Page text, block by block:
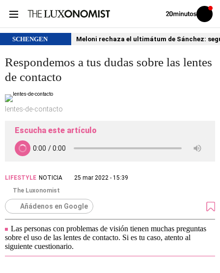
Volver
Iniciar
sesión
SCHENGEN Meloni rechaza el ultimátum de Sánchez:
Respondemos a tus dudas sobre las lentes
de contacto
lentes-de-contacto
Escucha este artículo
LIFESTYLE NOTICIA
25 mar 2022 - 15:39
The Luxonomist
Añádenos en Google
Las personas con problemas de visión tienen muchas preguntas
sobre el uso de las lentes de contacto. Si es tu caso, atento al
siguiente cuestionario.